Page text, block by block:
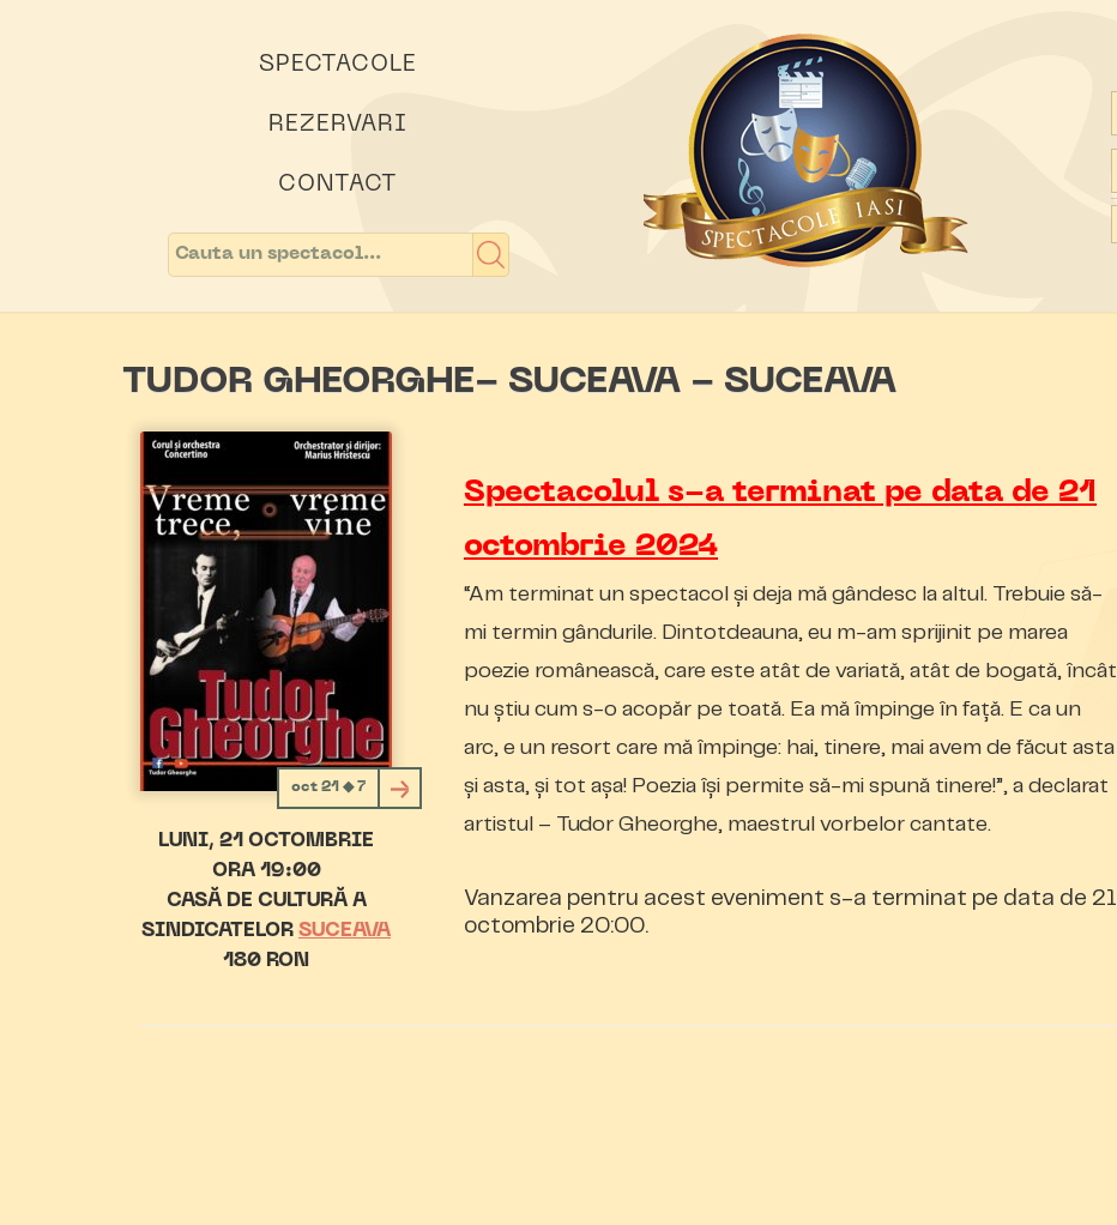
SPECTACOLE
REZERVARI
CONTACT
TUDOR GHEORGHE- SUCEAVA - SUCEAVA
oct 21 ◆ 7
LUNI 21 OCTOMBRIE
ORA 19:00
CASĂ DE CULTURĂ A
SINDICATELOR SUCEAVA
180 RON
Spectacolul s-a terminat pe data de 21
octombrie 2024
“Am terminat un spectacol şi deja mă gândesc la altul. Trebuie să-
mi termin gândurile. Dintotdeauna, eu m-am sprijinit pe marea
poezie românească, care este atât de variată, atât de bogată, încât
nu ştiu cum s-o acopăr pe toată. Ea mă împinge în faţă. E ca un
arc, e un resort care mă împinge: hai, tinere, mai avem de făcut asta
şi asta, şi tot aşa! Poezia îşi permite să-mi spună tinere!”, a declarat
artistul – Tudor Gheorghe, maestrul vorbelor cantate.
Vanzarea pentru acest eveniment s-a terminat pe data de 21
octombrie 20:00.